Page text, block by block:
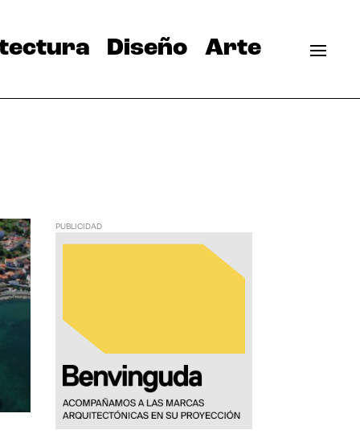
Diseño Arte
PUBLICIDAD